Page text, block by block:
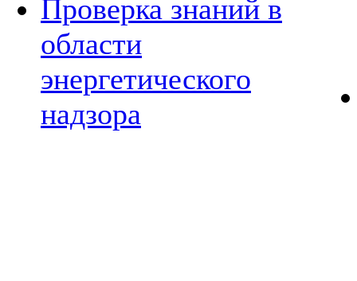
Проверка знаний в
области
энергетического
надзора